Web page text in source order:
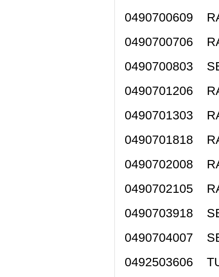
0490700609
0490700706
0490700803
0490701206
0490701303
0490701818
0490702008
0490702105
0490703918
0490704007
0492503606